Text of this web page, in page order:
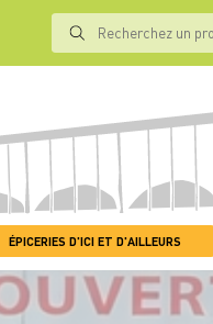
ÉPICERIES D'ICI ET D'AILLEURS